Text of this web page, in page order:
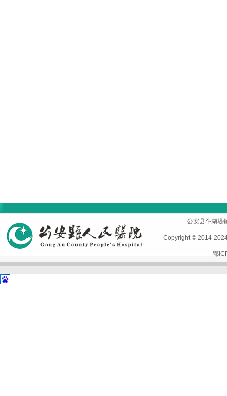
公安县斗湖
Copyright © 2014-
鄂